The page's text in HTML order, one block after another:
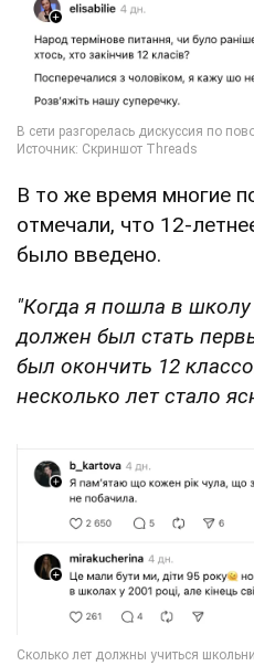
В то же время многие
отмечали, что 12-
было введено.
"Когда я пошла в
должен был стать
был окончить 12
несколько лет стало